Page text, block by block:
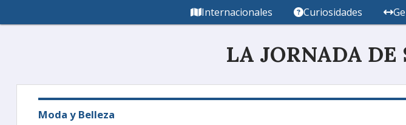
LA JORNADA
Internacionales Curiosidades
Moda y Belleza